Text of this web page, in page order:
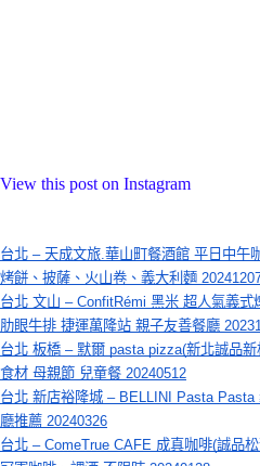
View this post on Instagram
台北 – 天成文旅.華山町餐酒館 平日中午
烤餅、披薩、火山卷、義大利麵
台北 文山 – ConfitRémi 黑米 超人氣義
肋眼牛排 捷運萬隆站 親子友善餐廳
台北 板橋 – 默爾 pasta pizza(新北誠品
食材 母親節 兒童餐 20240512
台北 新店裕隆城 – BELLINI Pasta
廳推薦 20240326
台北 – ComeTrue CAFE 成真咖啡(誠品